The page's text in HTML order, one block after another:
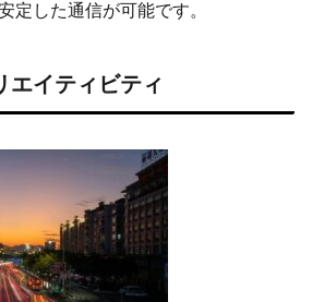
定した通信が可能です。
エイティビティ